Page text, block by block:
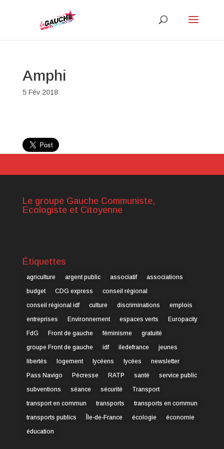
Amphi
5 Fév 2018
Le groupe Gauche Communiste,
Ecologiste et Citoyenne
Étiquettes
agriculture argent public associatif
associations
budget
CDG express
conseil régional
conseil régional idf
culture discriminations
emplois
entreprises
Environnement espaces verts
Europacity
FdG
Front de gauche féminisme
gratuité
groupe Front de gauche
idf iledefrance
jeunes
libertés
logement lycéens lycées
newsletter
Pass Navigo
Pécresse RATP santé
service public
subventions
séance sécurité
Transport
transport en commun
transports
transports en commun
transports publics
Île-de-France écologie
économie
éducation